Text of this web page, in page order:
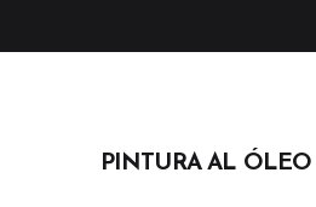
PINTURA AL ÓLEO